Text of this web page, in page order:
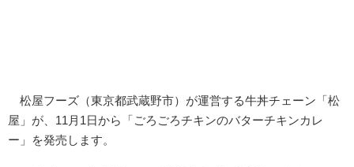
松屋フーズ（東京都武蔵野市）が運営する牛丼チェーン「松
屋」が、11月1日から「ごろごろチキンのバターチキンカレ
ー」を発売します。